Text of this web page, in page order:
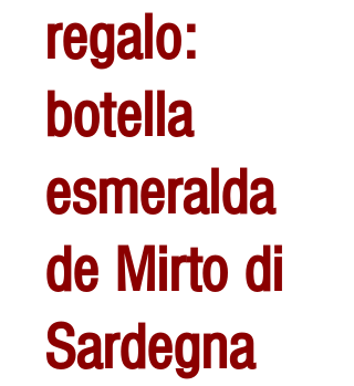
regalo:
botella
esmeralda
de Mirto di
Sardegna